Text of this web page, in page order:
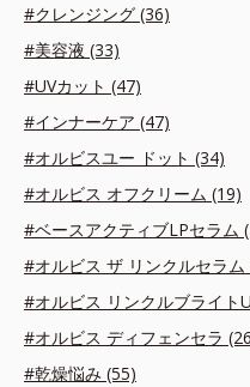
#クレンジング (36)
#美容液 (33)
#UVカット (47)
#インナーケア (47)
#オルビスユー ドット (34)
#オルビス オフクリーム (19)
#ベースアクティブLPセラム
#オルビス ザ リンクルセラム
#オルビス リンクルブライト
#オルビス ディフェンセラ
#乾燥悩み (55)